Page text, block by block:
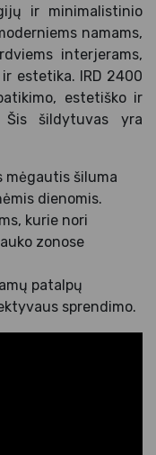
ir minimalistinio
namams,
interjerams,
estetika. IRD 2400
estetiško ir
Šis šildytuvas yra
mėgautis šiluma
dienomis.
kurie nori
zonose
patalpų
sprendimo.